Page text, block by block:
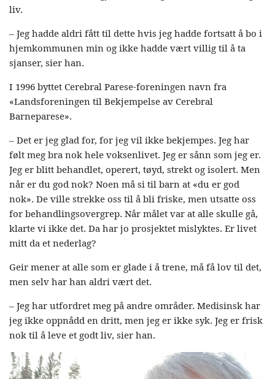
liv.
– Jeg hadde aldri fått til dette hvis jeg hadde fortsatt å bo i
hjemkommunen min og ikke hadde vært villig til å ta
sjanser, sier han.
I 1996 byttet Cerebral Parese-foreningen navn fra
«Landsforeningen til Bekjempelse av Cerebral
Barneparese».
– Det er jeg glad for, for jeg vil ikke bekjempes. Jeg har
følt meg bra nok hele voksenlivet. Jeg er sånn som jeg er.
Jeg er blitt behandlet, operert, tøyd, strekt og isolert. Men
når er du god nok? Noen må si til barn at «du er god
nok». De ville strekke oss til å bli friske, men utsatte oss
for behandlingsovergrep. Når målet var at alle skulle gå,
klarte vi ikke det. Da har jo prosjektet mislyktes. Er livet
mitt da et nederlag?
Geir mener at alle som er glade i å trene, må få lov til det,
men selv har han aldri vært det.
– Jeg har utfordret meg på andre områder. Medisinsk har
jeg ikke oppnådd en dritt, men jeg er ikke syk. Jeg er frisk
nok til å leve et godt liv, sier han.